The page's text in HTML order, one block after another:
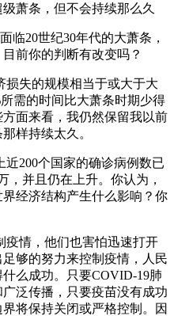
萧条，但不会持续那么久
临20世纪30年代的大萧条，
前你的判断有改变吗？
损失的规模相当于或大于大
需的时间比大萧条时期少得
面来看，我仍然保留我以前
样持续太久。
近200个国家的确诊病例数已
，并且仍在上升。你认为，
经济结构产生什么影响？你
疫情，他们也害怕迅速打开
够的努力来控制疫情，人民
么成功。只要COVID-19肺
泛传播，只要疫苗没有成功
将保持关闭或严格控制。因